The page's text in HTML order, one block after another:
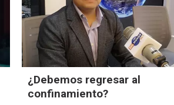
¿Debemos regresar al
confinamiento?